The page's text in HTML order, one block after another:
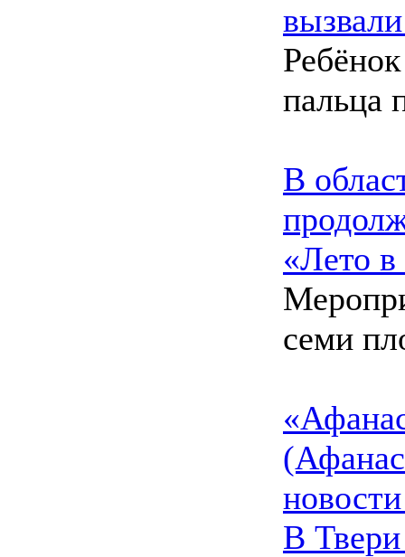
пальца
В
«Лето
семи
В Твери